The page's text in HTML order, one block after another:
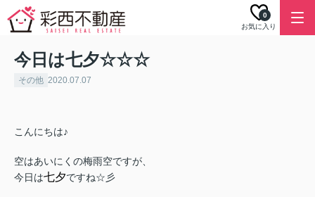
お気に入り
0
今日は七夕☆☆☆
その他 2020.07.07
こんにちは♪
空はあいにくの梅雨空ですが、
今日は七夕ですね☆彡